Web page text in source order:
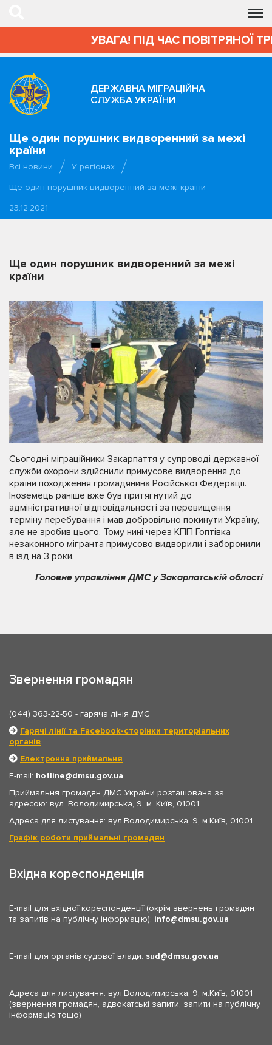
УВАГА! ПІД ЧАС ПОВІТРЯНОЇ
ДЕРЖАВНА МІГРАЦІЙНА
СЛУЖБА УКРАЇНИ
Ще один порушник видворенний за межі
країни
Всі новини
У регіонах
Ще один порушник видворенний за межі країни
23.12.2021
Ще один порушник видворенний за межі
країни
Сьогодні міграційники Закарпаття у супроводі державної
служби охорони здійснили примусове видворення до
країни походження громадянина Російської Федерації.
Іноземець раніше вже був притягнутий до
адміністративної відповідальності за перевищення
терміну перебування і мав добровільно покинути Україну,
але не зробив цього. Тому нині через КПП Гоптівка
незаконного мігранта примусово видворили і заборонили
в’їзд на 3 роки.
Головне управління ДМС у Закарпатській області
Звернення громадян
(044) 363-22-50 - гаряча лінія ДМС
Гарячі лінії та Facebook-сторінки територіальних
органів
Електронна приймальня
E-mail: hotline
dmsu.gov.ua
Приймальня громадян ДМС України розташована за
адресою: вул. Володимирська, 9, м. Київ, 01001
Адреса для листування: вул.Володимирська, 9, м.Київ, 01001
Графік роботи приймальні громадян
Вхідна кореспонденція
E-mail для вхідної кореспонденції (окрім звернень громадян
та запитів на публічну інформацію): info dmsu.gov.ua
E-mail для органів судової влади: sud dmsu.gov.ua
Адреса для листування: вул.Володимирська, 9, м.Київ, 01001
(звернення громадян, адвокатські запити, запити на публічну
інформацію тощо)